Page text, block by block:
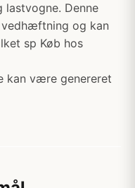
lastvogne. Denne
vedhæftning og kan
sp Køb hos
kan være genereret